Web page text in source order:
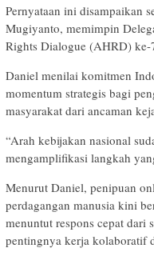
Pernyataan ini disampaikan
Mugiyanto, memimpin
Rights Dialogue (AHRD) ke-
Daniel menilai komitmen
momentum strategis bagi
masyarakat dari ancaman
“Arah kebijakan nasional
mengamplifikasi langkah
Menurut Daniel, penipuan
perdagangan manusia kini
menuntut respons cepat dari
pentingnya kerja kolaboratif